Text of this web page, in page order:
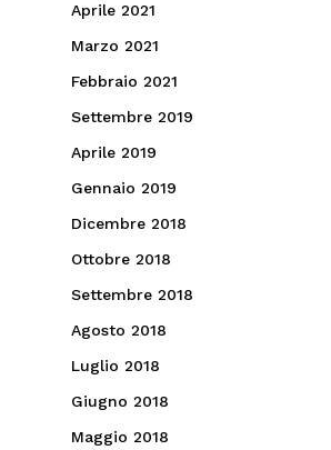
Aprile 2021
Marzo 2021
Febbraio 2021
Settembre 2019
Aprile 2019
Gennaio 2019
Dicembre 2018
Ottobre 2018
Settembre 2018
Agosto 2018
Luglio 2018
Giugno 2018
Maggio 2018